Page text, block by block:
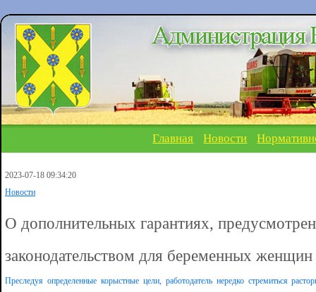
Главная Новости
2023-07-18 09:34:20
Новости
О дополнительных гарантиях,
законодательством для беременных женщин
Преследуя определенные корыстные цели, работодатель нередко стремиться